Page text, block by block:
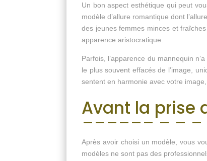
Un bon aspect esthétique qui peut
modèle d’allure romantique dont
des jeunes femmes minces et
apparence aristocratique.
Parfois, l’apparence du mannequin
le plus souvent effacés de l’image,
sentent en harmonie avec votre
Avant la prise
Après avoir choisi un modèle, vous
modèles ne sont pas des